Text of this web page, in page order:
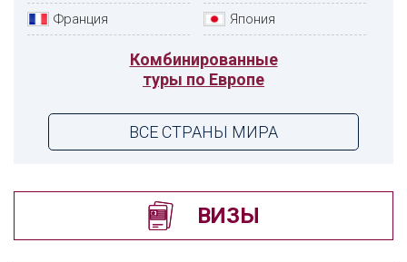
Франция Япония
Комбинированные
туры по Европе
ВСЕ СТРАНЫ МИРА
ВИЗЫ